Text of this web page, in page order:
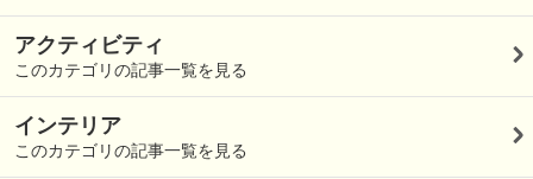
アクティビティ
このカテゴリの記事一覧を見る
インテリア
このカテゴリの記事一覧を見る